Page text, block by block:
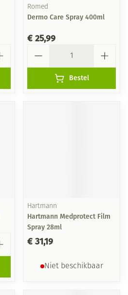
Romed
Dermo Care Spray 400ml
€ 25,99
Bestel
Hartmann
Hartmann Medprotect Film
Spray 28ml
€ 31,19
Niet beschikbaar